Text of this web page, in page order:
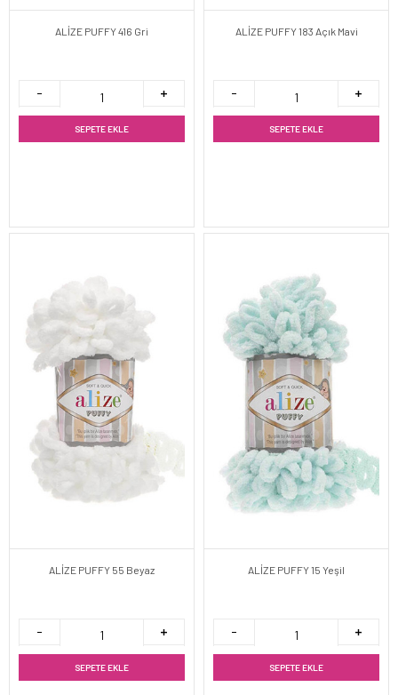
ALİZE PUFFY 416 Gri
SEPETE EKLE
ALİZE PUFFY 183 Açık Mavi
SEPETE EKLE
ALİZE PUFFY 55 Beyaz
SEPETE EKLE
ALİZE PUFFY 15 Yeşil
SEPETE EKLE